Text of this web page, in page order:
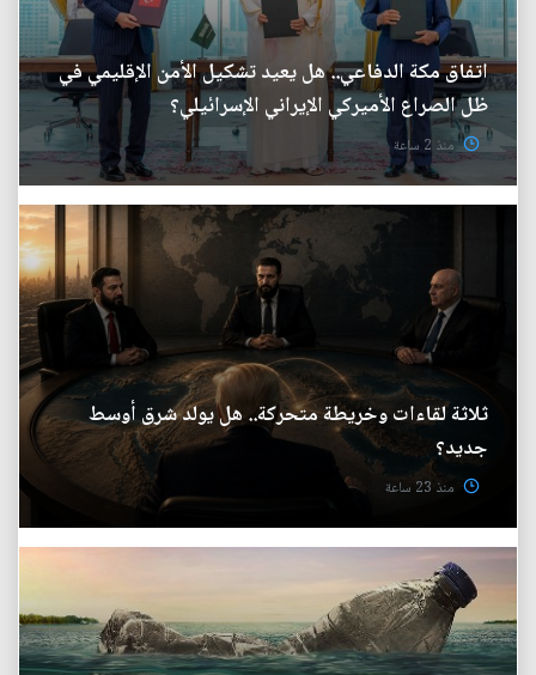
اتفاق مكة الدفاعي.. هل يعيد تشكيل الأمن الإقليمي في
ظل الصراع الأميركي الإيراني الإسرائيلي؟
منذ 2 ساعة
ثلاثة لقاءات وخريطة متحركة.. هل يولد شرق أوسط
جديد؟
منذ 23 ساعة